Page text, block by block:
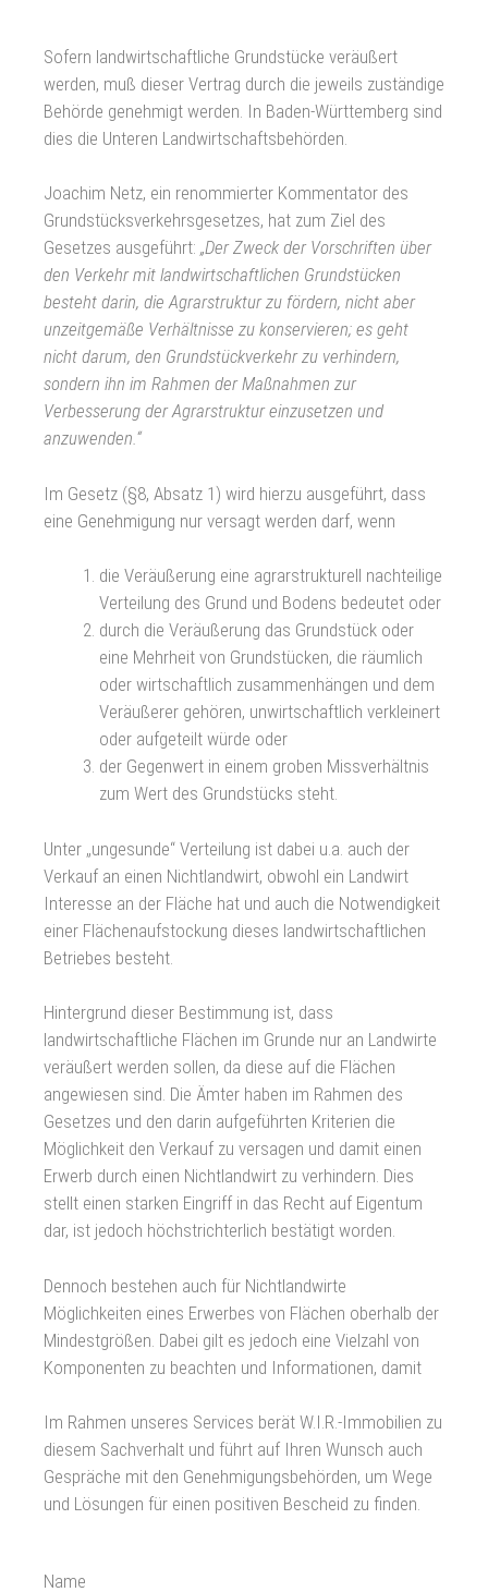
Sofern landwirtschaftliche Grundstücke veräußert
werden, muß dieser Vertrag durch die jeweils zuständige
Behörde genehmigt werden. In Baden-Württemberg sind
dies die Unteren Landwirtschaftsbehörden.
Joachim Netz, ein renommierter Kommentator des
Grundstücksverkehrsgesetzes, hat zum Ziel des
Gesetzes ausgeführt: „Der Zweck der Vorschriften über
den Verkehr mit landwirtschaftlichen Grundstücken
besteht darin, die Agrarstruktur zu fördern, nicht aber
unzeitgemäße Verhältnisse zu konservieren; es geht
nicht darum, den Grundstückverkehr zu verhindern,
sondern ihn im Rahmen der Maßnahmen zur
Verbesserung der Agrarstruktur einzusetzen und
anzuwenden.“
Im Gesetz (§8, Absatz 1) wird hierzu ausgeführt, dass
eine Genehmigung nur versagt werden darf, wenn
die Veräußerung eine agrarstrukturell nachteilige
Verteilung des Grund und Bodens bedeutet oder
durch die Veräußerung das Grundstück oder
eine Mehrheit von Grundstücken, die räumlich
oder wirtschaftlich zusammenhängen und dem
Veräußerer gehören, unwirtschaftlich verkleinert
oder aufgeteilt würde oder
der Gegenwert in einem groben Missverhältnis
zum Wert des Grundstücks steht.
Unter „ungesunde“ Verteilung ist dabei u.a. auch der
Verkauf an einen Nichtlandwirt, obwohl ein Landwirt
Interesse an der Fläche hat und auch die Notwendigkeit
einer Flächenaufstockung dieses landwirtschaftlichen
Betriebes besteht.
Hintergrund dieser Bestimmung ist, dass
landwirtschaftliche Flächen im Grunde nur an Landwirte
veräußert werden sollen, da diese auf die Flächen
angewiesen sind. Die Ämter haben im Rahmen des
Gesetzes und den darin aufgeführten Kriterien die
Möglichkeit den Verkauf zu versagen und damit einen
Erwerb durch einen Nichtlandwirt zu verhindern. Dies
stellt einen starken Eingriff in das Recht auf Eigentum
dar, ist jedoch höchstrichterlich bestätigt worden.
Dennoch bestehen auch für Nichtlandwirte
Möglichkeiten eines Erwerbes von Flächen oberhalb der
Mindestgrößen. Dabei gilt es jedoch eine Vielzahl von
Komponenten zu beachten und Informationen, damit
Im Rahmen unseres Services berät W.I.R.-Immobilien zu
diesem Sachverhalt und führt auf Ihren Wunsch auch
Gespräche mit den Genehmigungsbehörden, um Wege
und Lösungen für einen positiven Bescheid zu finden.
Name